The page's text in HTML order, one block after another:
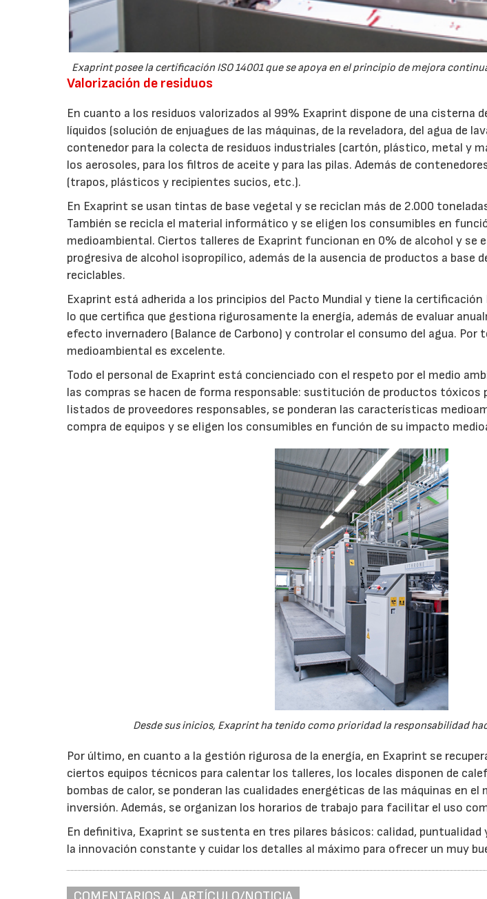
Exaprint posee la certificación ISO 14001 que se apoya en el principio de mejora
Valorización de residuos
En cuanto a los residuos valorizados al 99% Exaprint dispone de una cisterna
líquidos (solución de enjuagues de las máquinas, de la reveladora, del agua de
contenedor para la colecta de residuos industriales (cartón, plástico, metal y
los aerosoles, para los filtros de aceite y para las pilas. Además de
(trapos, plásticos y recipientes sucios, etc.).
En Exaprint se usan tintas de base vegetal y se reciclan más de 2.000
También se recicla el material informático y se eligen los consumibles en
medioambiental. Ciertos talleres de Exaprint funcionan en 0% de alcohol y se
progresiva de alcohol isopropílico, además de la ausencia de productos a base
reciclables.
Exaprint está adherida a los principios del Pacto Mundial y tiene la
lo que certifica que gestiona rigurosamente la energía, además de evaluar
efecto invernadero (Balance de Carbono) y controlar el consumo del agua.
medioambiental es excelente.
Todo el personal de Exaprint está concienciado con el respeto por el medio
las compras se hacen de forma responsable: sustitución de productos tóxicos
listados de proveedores responsables, se ponderan las características
compra de equipos y se eligen los consumibles en función de su impacto
Desde sus inicios, Exaprint ha tenido como prioridad la responsabilidad
Por último, en cuanto a la gestión rigurosa de la energía, en Exaprint se
ciertos equipos técnicos para calentar los talleres, los locales disponen de
bombas de calor, se ponderan las cualidades energéticas de las máquinas en
inversión. Además, se organizan los horarios de trabajo para facilitar el uso
En definitiva, Exaprint se sustenta en tres pilares básicos: calidad, puntualidad
la innovación constante y cuidar los detalles al máximo para ofrecer un muy